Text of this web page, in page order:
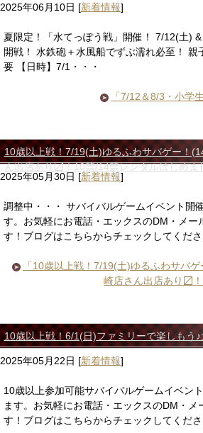
2025年06月10日 [新着情報]
夏限定！「水てっぽう戦」開催！ 7/12(土)
開戦！ 水鉄砲＋水風船でずぶ濡れ必至！ 親
要 【日時】7/1・・・
「7/12＆8/3・小学
10歳以上戦！7/19(土)ゆるふわサバゲー！
ん出店あり〼！10禁/14禁レンタルはじめま
2025年05月30日 [新着情報]
調整中・・・ サバイバルゲームイベント開
す。お気軽にお電話・エックスのDM・メ
す！ブログはこちらからチェックしてくだ
「10歳以上戦！7/19(土)ゆるふわサバ
崎店さん出店あり〼
10歳以上戦！6/1(日)ファミリーで楽しもう
2025年05月22日 [新着情報]
10歳以上参加可能サバイバルゲームイベン
ます。お気軽にお電話・エックスのDM・
す！ブログはこちらからチェックしてくださ